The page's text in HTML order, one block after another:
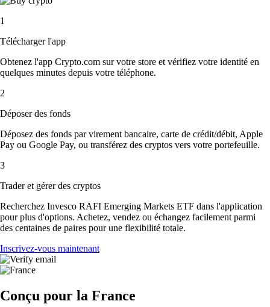
1
Télécharger l'app
Obtenez l'app Crypto.com sur votre store et vérifiez votre identité en
quelques minutes depuis votre téléphone.
2
Déposer des fonds
Déposez des fonds par virement bancaire, carte de crédit/débit, Apple
Pay ou Google Pay, ou transférez des cryptos vers votre portefeuille.
3
Trader et gérer des cryptos
Recherchez Invesco RAFI Emerging Markets ETF dans l'application
pour plus d'options. Achetez, vendez ou échangez facilement parmi
des centaines de paires pour une flexibilité totale.
Inscrivez-vous maintenant
Conçu pour la France